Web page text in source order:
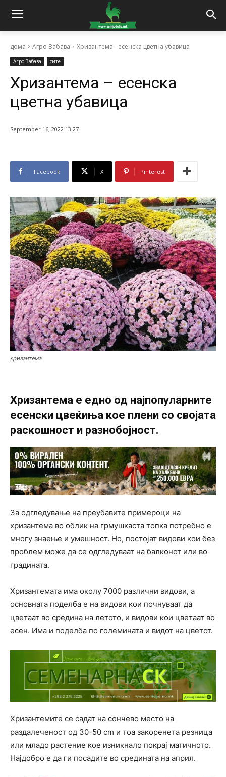
дома Агро Забава Хризантема - есенска цветна убавица
Агро Забава сите
Хризантема – есенска
цветна убавица
September 16, 2022 13:27
Facebook X Pinterest
хризантема
Хризантема е едно од најпопуларните
есенски цвеќиња кое плени со својата
раскошност и разнобојност.
За одгледување на преубавите примероци на
хризантема во облик на грмушкаста топка потребно е
многу знаење и умешност. Но, постојат видови кои без
проблем може да се одгледуваат на балконот или во
градината.
Хризантемата има околу 7000 различни видови, а
основната поделба е на видови кои почнуваат да
цветаат во средина на летото, и видови кои цветаат во
есен. Има и поделба по големината и видот на цветот.
Хризантемите се садат на сончево место на
раздалеченост од 30-50 cm и тоа закоренета резница
или младо растение кое изникнало покрај матичното.
Најдобро е да ги посадите во средината на април.